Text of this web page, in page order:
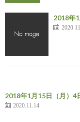
2018年
2018年1月15日（月）4
2020.11.14